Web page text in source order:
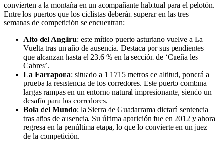
convierten a la montaña en un acompañante habitual para el pelotón.
Entre los puertos que los ciclistas deberán superar en las tres
semanas de competición se encuentran:
Alto del Angliru: este mítico puerto asturiano vuelve a La
Vuelta tras un año de ausencia. Destaca por sus pendientes
que alcanzan hasta el 23,6 % en la sección de ‘Cueña les
Cabres’.
La Farrapona: situado a 1.1715 metros de altitud, pondrá a
prueba la resistencia de los corredores. Este puerto combina
largas rampas en un entorno natural impresionante, siendo un
desafío para los corredores.
Bola del Mundo: la Sierra de Guadarrama dictará sentencia
tras años de ausencia. Su última aparición fue en 2012 y ahora
regresa en la penúltima etapa, lo que lo convierte en un juez
de la competición.